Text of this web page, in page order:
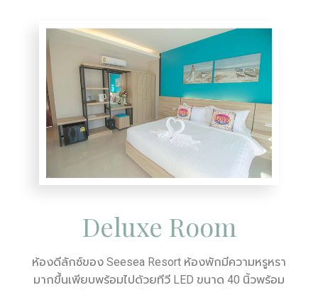
Deluxe Room
ห้องดีลักซ์ของ Seesea Resort ห้องพักมีความหรูหรา
มากขึ้นเพียบพร้อมไปด้วยทีวี LED ขนาด 40 นิ้วพร้อม